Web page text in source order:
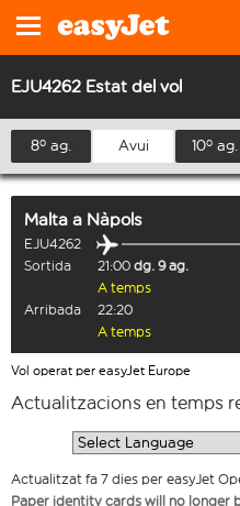
EJU4262 Estat del vol
8º ag. Avui 10º ag.
Malta a Nàpols
EJU4262
Sortida
21:00 dg. 9 ag.
A temps
Arribada
22:20
A temps
Vol operat per easyJet Europe
Actualitzacions en temps
Actualitzat fa 7 dies per easyJet
Paper identity cards will no longer